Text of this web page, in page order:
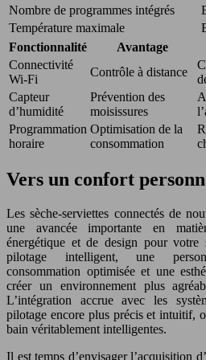
Nombre de programmes intégrés
Température maximale
Fonctionnalité
Avantage
Connectivité
Wi-Fi
Contrôle à distance
Capteur
d’humidité
Prévention des
moisissures
Programmation
horaire
Optimisation de la
consommation
Vers un confort
Les sèche-serviettes connectés de
une avancée importante en
énergétique et de design pour
pilotage intelligent, une
consommation optimisée et une
créer un environnement plus
L’intégration accrue avec les
pilotage encore plus précis et intuitif,
bain véritablement intelligentes.
Il est temps d’envisager l’acquisition